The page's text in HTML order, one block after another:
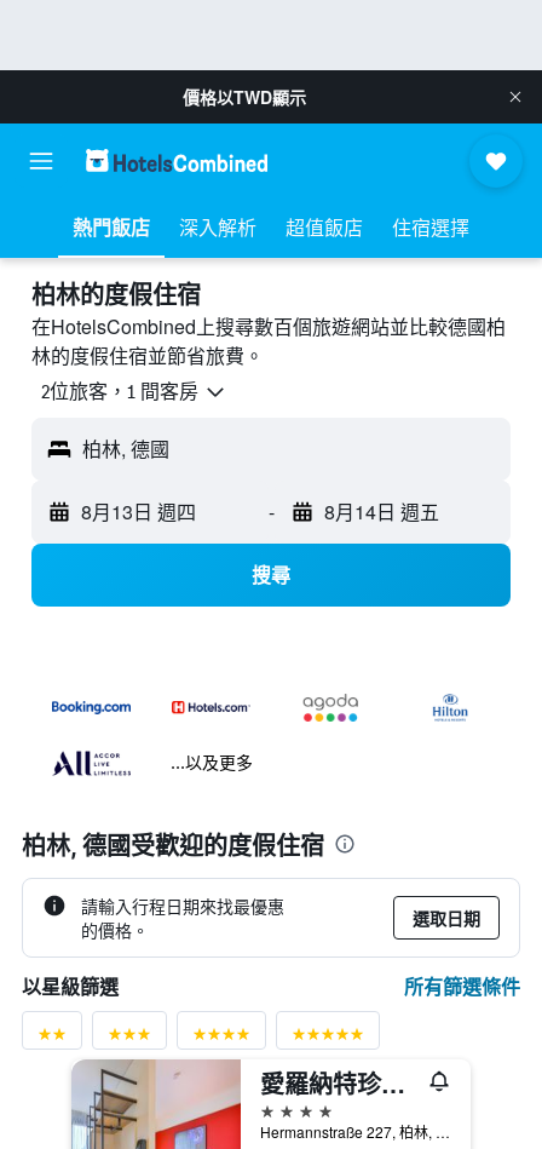
價格以TWD顯示
熱門飯店 深入解析 超值飯店 住宿選擇
柏林的度假住宿
在HotelsCombined上搜尋數百個旅遊網站並比較德國柏
林的度假住宿並節省旅費。
2位旅客，1 間客房
柏林, 德國
8月13日 週四 - 8月14日 週五
搜尋
...以及更多
柏林, 德國受歡迎的度假住宿
請輸入行程日期來找最優惠
的價格。
選取日期
以星級篩選 所有篩選條件
愛羅納特珍珠 1 號飯店 - 生活遊艇
4星級
Hermannstraße 227, 柏林, 德國